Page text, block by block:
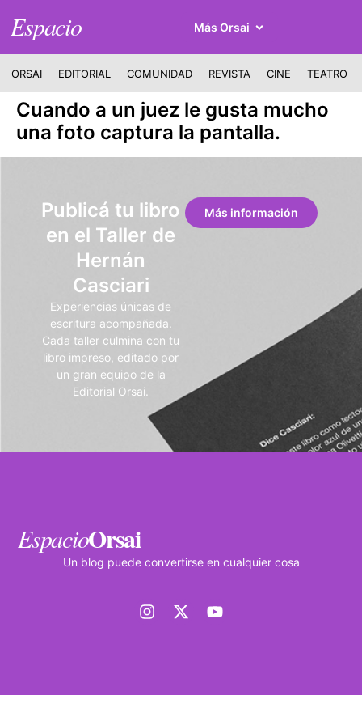
Espacio Más Orsai
ORSAI EDITORIAL COMUNIDAD REVISTA CINE TEATRO
Cuando a un juez le gusta mucho
una foto captura la pantalla.
Publicá tu libro
en el Taller de
Hernán
Casciari
Experiencias únicas de
escritura acompañada.
Cada taller culmina con tu
libro impreso, editado por
un gran equipo de la
Editorial Orsai.
Más información
EspacioOrsai
Un blog puede convertirse en cualquier cosa